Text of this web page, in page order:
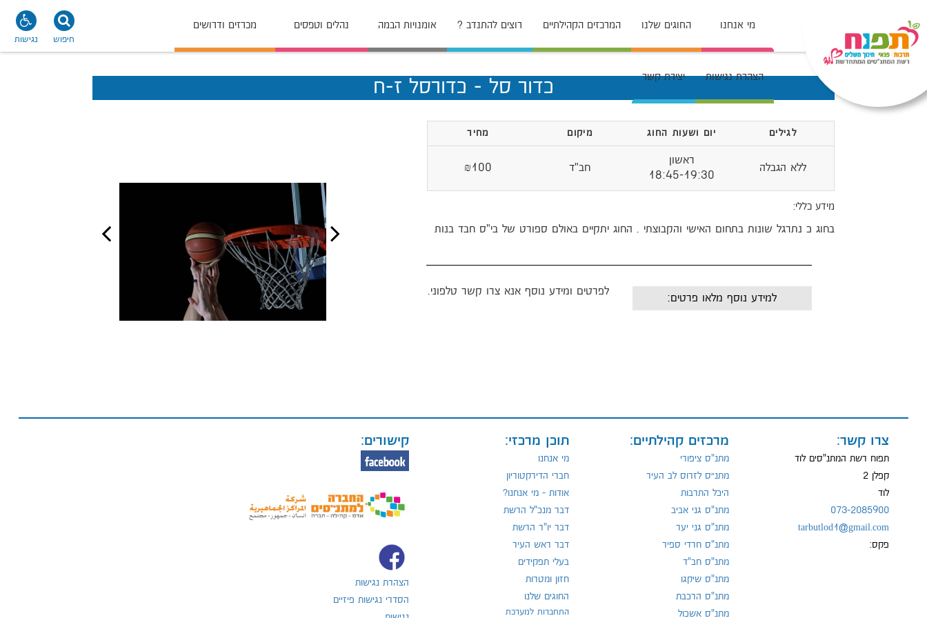
מי אנחנו החוגים שלנו המרכזים הקהילתיים רוצים להתנדב ? אומנויות הבמה נהלים וטפסים מכרזים ודרושים
הצהרת נגישות יצירת קשר
נגישות חיפוש
כדור סל - כדורסל ז-ח
לגילים יום ושעות החוג מיקום מחיר
ללא הגבלה
ראשון
18:45-19:30
חב"ד ₪100
מידע כללי:
בחוג כ נתרגל שונות בתחום האישי והקבוצתי . החוג יתקיים באולם ספורט של בי"ס חבד בנות
לפרטים ומידע נוסף אנא צרו קשר טלפוני.
למידע נוסף מלאו פרטים:
צרו קשר:
תפוח רשת המתנ"סים לוד
קפלן 2
לוד
073-2085900
tarbutlod1@gmail.com
פקס:
מרכזים קהילתיים:
מתנ"ס ציפורי
מתנ״ס לזרוס לב העיר
היכל התרבות
מתנ"ס גני אביב
מתנ"ס גני יער
מתנ"ס חרדי ספיר
מתנ"ס חב"ד
מתנ"ס שיקגו
מתנ"ס הרכבת
מתנ"ס אשכול
תוכן מרכזי:
מי אנחנו
חברי הדירקטוריון
אודות - מי אנחנו?
דבר מנכ"ל הרשת
דבר יו"ר הרשת
דבר ראש העיר
בעלי תפקידים
חזון ומטרות
החוגים שלנו
התחברות למערכת
קישורים:
הצהרת נגישות
הסדרי נגישות פיזיים